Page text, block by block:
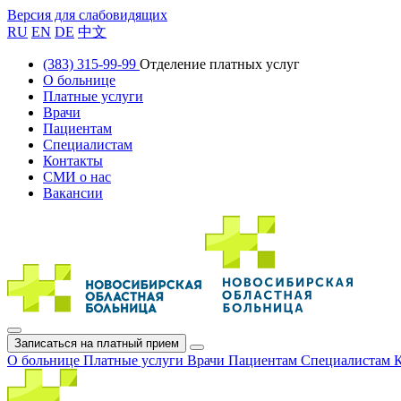
Версия для слабовидящих
RU EN DE 中文
(383) 315-99-99 Отделение платных услуг
О больнице
Платные услуги
Врачи
Пациентам
Специалистам
Контакты
СМИ о нас
Вакансии
Записаться на платный прием
О больнице Платные услуги Врачи Пациентам Специалистам